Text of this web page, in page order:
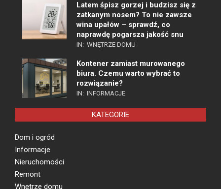
Latem śpisz gorzej i budzisz się z
zatkanym nosem? To nie zawsze
wina upałów – sprawdź, co
naprawdę pogarsza jakość snu
IN: WNĘTRZE DOMU
Kontener zamiast murowanego
biura. Czemu warto wybrać to
rozwiązanie?
IN: INFORMACJE
KATEGORIE
Dom i ogród
Informacje
Nieruchomości
Remont
Wnętrze domu